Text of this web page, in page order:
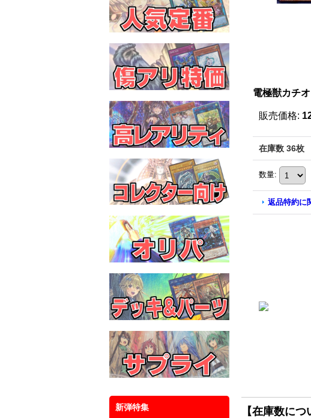
新弾特集
電極獣カチ
販売価格:
在庫数 36枚
数量:
返品特約に
【在庫数につ